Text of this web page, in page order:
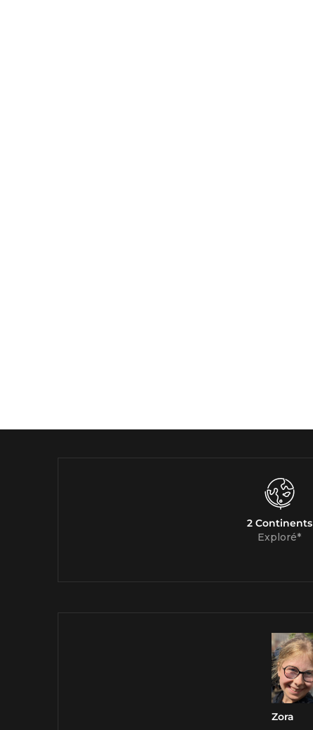
2 Continents
Exploré*
Zora